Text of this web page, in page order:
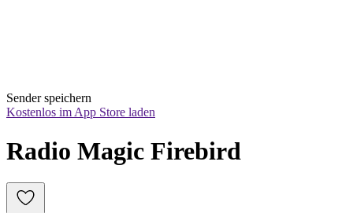
Sender speichern
Kostenlos im App Store laden
Radio Magic Firebird